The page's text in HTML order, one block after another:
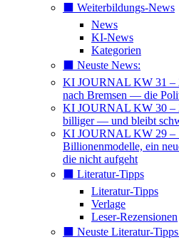
⬛️ Weiterbildungs-News
News
KI-News
Kategorien
⬛️ Neuste News:
KI JOURNAL KW 31 –
nach Bremsen — die
KI JOURNAL KW 30 –
billiger — und bleibt
KI JOURNAL KW 29 –
Billionenmodelle, ein
die nicht aufgeht
⬛️ Literatur-Tipps
Literatur-Tipps
Verlage
Leser-Rezensionen
⬛️ Neuste Literatur-